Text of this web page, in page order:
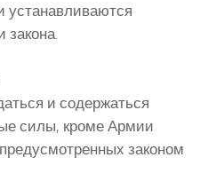
устанавливаются
закона.
и содержаться
силы, кроме Армии
законом